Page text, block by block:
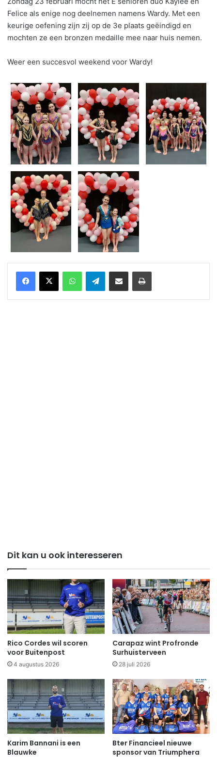
Felice als enige nog deelnemen namens Wardy. Met een
keurige oefening zijn zij op de 3e plaats geëindigd en
mochten ze een bronzen medaille mee naar huis nemen.
Weer een succesvol weekend voor Wardy!
WhatsAppTelegramDelen via Email Print
Dit kan u ook interesseren
Rico Cordes wil scoren
voor Buitenpost
4 augustus 2026
Carapaz wint Profronde
Surhuisterveen
28 juli 2026
Karim Bannani is een
Blauwke
Bter Financieel nieuwe
sponsor van Triumphera